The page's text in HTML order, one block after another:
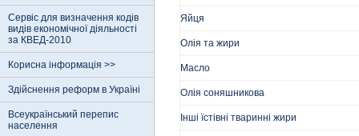
Сервіс для визначення кодів
видів економічної діяльності
за КВЕД-2010
Корисна інформація >>
Здійснення реформ в Україні
Всеукраїнський перепис
населення
Яйця
Олія та жири
Масло
Олія соняшникова
Інші їстівні тваринні жири